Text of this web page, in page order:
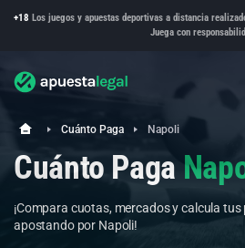
+18 Los juegos y apuestas deportivas a distancia
Juega con
Cuánto Paga Napoli
Cuánto Paga
¡Compara cuotas, mercados y calcula
apostando por Napoli!